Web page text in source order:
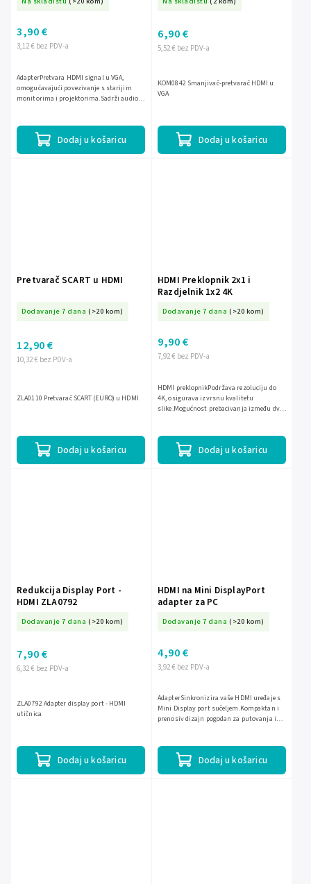
3,12 € bez PDV-a
3,90 €
Dodaj u košaricu
AdapterPretvara HDMI signal u VGA,
omogućavajući povezivanje s starijim
monitorima i projektorima.Sadrži audio
5,52 € bez PDV-a
6,90 €
Dodaj u košaricu
KOM0842 Smanjivač-pretvarač HDMI u
VGA
Pretvarač SCART u HDMI
Dodavanje 7 dana (>20 kom)
10,32 € bez PDV-a
12,90 €
Dodaj u košaricu
ZLA0110 Pretvarač SCART (EURO) u HDMI
HDMI Preklopnik 2x1 i
Razdjelnik 1x2 4K
Dodavanje 7 dana (>20 kom)
7,92 € bez PDV-a
9,90 €
Dodaj u košaricu
HDMI preklopnikPodržava rezoluciju do
4K, osigurava izvrsnu kvalitetu
slike.Mogućnost prebacivanja između dva
Redukcija Display Port -
HDMI ZLA0792
Dodavanje 7 dana (>20 kom)
6,32 € bez PDV-a
7,90 €
Dodaj u košaricu
ZLA0792 Adapter display port - HDMI
utičnica
HDMI na Mini DisplayPort
adapter za PC
Dodavanje 7 dana (>20 kom)
3,92 € bez PDV-a
4,90 €
Dodaj u košaricu
AdapterSinkronizira vaše HDMI uređaje s
Mini Display port sučeljem.Kompaktan i
prenosiv dizajn pogodan za putovanja i